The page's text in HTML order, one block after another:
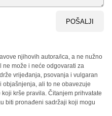
POŠALJI
njihovih autora/ica, a ne nužno
ne može i neće odgovarati za
vrijeđanja, psovanja i vulgaran
ali to ne obavezuje
krše pravila. Čitanjem prihvatate
biti pronađeni sadržaji koji mogu